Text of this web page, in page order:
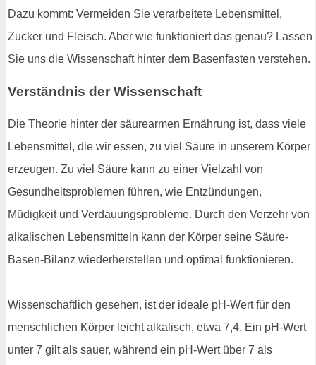
Dazu kommt: Vermeiden Sie verarbeitete Lebensmittel,
Zucker und Fleisch. Aber wie funktioniert das genau? Lassen
Sie uns die Wissenschaft hinter dem Basenfasten verstehen.
Verständnis der Wissenschaft
Die Theorie hinter der säurearmen Ernährung ist, dass viele
Lebensmittel, die wir essen, zu viel Säure in unserem Körper
erzeugen. Zu viel Säure kann zu einer Vielzahl von
Gesundheitsproblemen führen, wie Entzündungen,
Müdigkeit und Verdauungsprobleme. Durch den Verzehr von
alkalischen Lebensmitteln kann der Körper seine Säure-
Basen-Bilanz wiederherstellen und optimal funktionieren.
Wissenschaftlich gesehen, ist der ideale pH-Wert für den
menschlichen Körper leicht alkalisch, etwa 7,4. Ein pH-Wert
unter 7 gilt als sauer, während ein pH-Wert über 7 als